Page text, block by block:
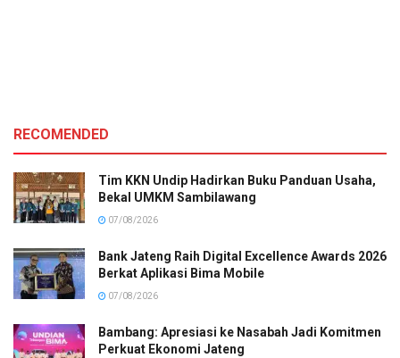
RECOMENDED
Tim KKN Undip Hadirkan Buku Panduan Usaha,
Bekal UMKM Sambilawang
07/08/2026
Bank Jateng Raih Digital Excellence Awards 2026
Berkat Aplikasi Bima Mobile
07/08/2026
Bambang: Apresiasi ke Nasabah Jadi Komitmen
Perkuat Ekonomi Jateng